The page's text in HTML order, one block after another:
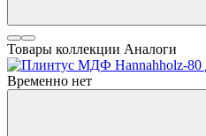
Товары коллекции Аналоги
Временно нет